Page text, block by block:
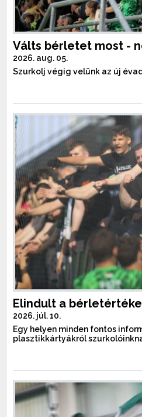
Válts bérletet most -
2026. aug. 05.
Szurkolj végig velünk az új
Elindult a
2026. júl. 10.
Egy helyen minden fontos
plasztikkártyákról